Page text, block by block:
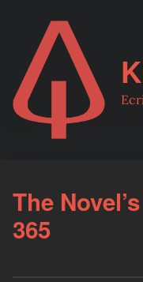
The
365